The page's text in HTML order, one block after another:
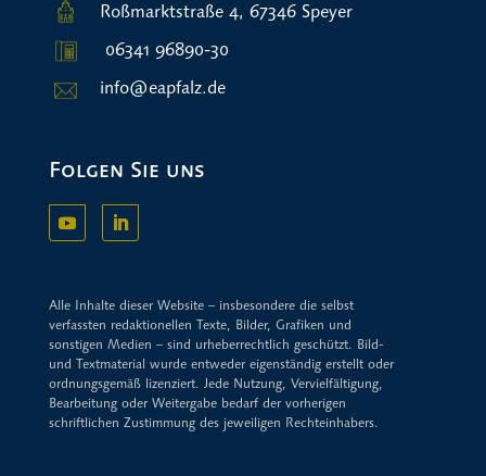
Roßmarktstraße 4, 67346 Speyer
06341 96890-30
info@eapfalz.de
Folgen Sie uns
Alle Inhalte dieser Website – insbesondere die selbst
verfassten redaktionellen Texte, Bilder, Grafiken und
sonstigen Medien – sind urheberrechtlich geschützt. Bild-
und Textmaterial wurde entweder eigenständig erstellt oder
ordnungsgemäß lizenziert. Jede Nutzung, Vervielfältigung,
Bearbeitung oder Weitergabe bedarf der vorherigen
schriftlichen Zustimmung des jeweiligen Rechteinhabers.